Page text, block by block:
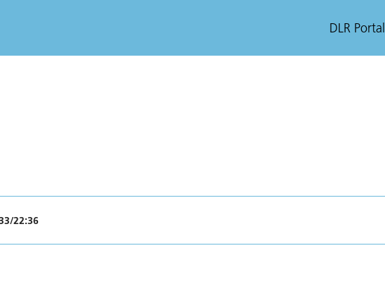
DLR Portal
22:36